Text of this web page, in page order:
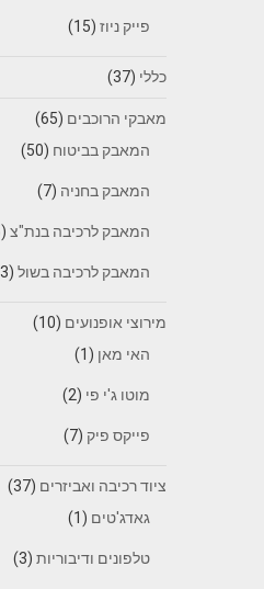
פייק ניוז(15)
כללי (37)
מאבקי הרוכבים (65)
המאבק בביטוח (50)
המאבק בחניה (7)
המאבק לרכיבה בנת"צ(5)
המאבק לרכיבה בשול(3)
מירוצי אופנועים (10)
האי מאן (1)
מוטו ג'י פי (2)
פייקס פיק (7)
ציוד רכיבה ואביזרים (37)
גאדג'טים (1)
טלפונים ודיבוריות(3)